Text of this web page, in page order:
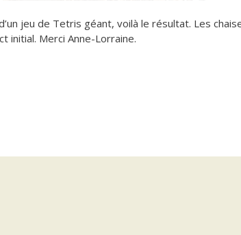
jeu de Tetris géant, voilà le résultat. Les
initial. Merci Anne-Lorraine.